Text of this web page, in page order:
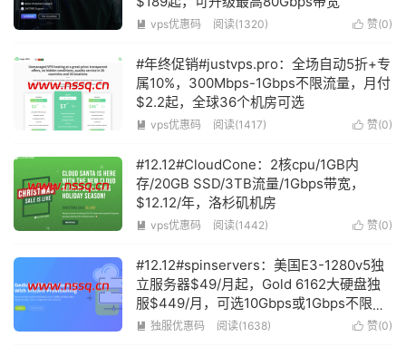
 赞(0)
 vps优惠码 阅读(1320)
#年终促销#justvps.pro：全场自动5折+专
属10%，300Mbps-1Gbps不限流量，月付
$2.2起，全球36个机房可选
 赞(0)
 vps优惠码 阅读(1417)
#12.12#CloudCone：2核cpu/1GB内
存/20GB SSD/3TB流量/1Gbps带宽，
$12.12/年，洛杉矶机房
 赞(0)
 vps优惠码 阅读(1442)
#12.12#spinservers：美国E3-1280v5独
立服务器$49/月起，Gold 6162大硬盘独
服$449/月，可选10Gbps或1Gbps不限流
量，圣何塞/达拉斯机房
 赞(0)
 独服优惠码 阅读(1638)